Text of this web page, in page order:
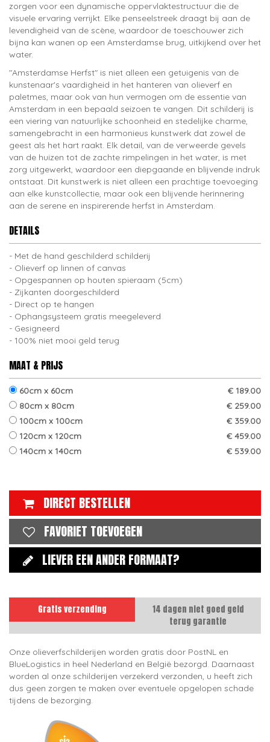
zorgen voor een dynamische oppervlaktestructuur die de
visuele ervaring verrijkt. Elke penseelstreek draagt bij aan de
levendigheid van de scène, waardoor de toeschouwer zich
bijna kan wanen op een Amsterdamse brug, uitkijkend over het
water.
"Amsterdamse Herfst" is niet alleen een getuigenis van de
kunstenaar's vaardigheid in het hanteren van olieverf en
paletmes, maar ook van hun vermogen om de essentie van
Amsterdam in een bepaald seizoen te vangen. Dit schilderij is
een viering van natuurlijke schoonheid en stedelijke charme,
samengebracht in een harmonieus kunstwerk dat zowel de
geest als het hart raakt. Elk detail, van de verweerde gevels
van de huizen tot de zachte rimpelingen in het water, is met
zorg uitgewerkt, waardoor een diepgaande en blijvende indruk
ontstaat. Dit kunstwerk is niet alleen een prachtige toevoeging
aan elke kunstcollectie, maar ook een blijvende herinnering
aan de serene en inspirerende herfst in Amsterdam.
DETAILS
Met de hand geschilderd schilderij
Olieverf op linnen of canvas
Opgespannen op houten spieraam (5cm)
Zijkanten doorgeschilderd
Direct op te hangen
Ophangsysteem gratis meegeleverd
Gesigneerd
100% niet mooi geld terug
MAAT & PRIJS
60cm x 60cm
€ 189.00
80cm x 80cm
€ 259.00
100cm x 100cm
€ 359.00
120cm x 120cm
€ 459.00
140cm x 140cm
€ 539.00
DIRECT BESTELLEN
FAVORIET TOEVOEGEN
LIEVER EEN ANDER FORMAAT?
Gratis verzending
14 dagen niet goed geld
terug garantie
Onze olieverfschilderijen worden gratis door PostNL en
BlueLogistics in heel Nederland en België bezorgd. Daarnaast
worden al onze schilderijen verzekerd verzonden, u heeft zich
dus geen zorgen te maken over eventuele opgelopen schade
tijdens de bezorging.